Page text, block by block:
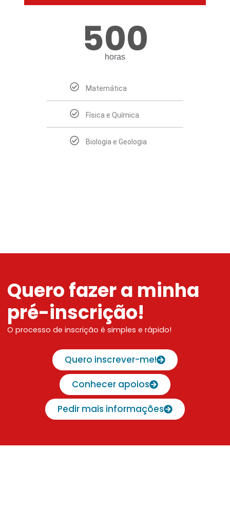
500
horas
Matemática
Física e Química
Biologia e Geologia
Quero fazer a minha
pré-inscrição!
O processo de inscrição é simples e rápido!
Quero inscrever-me!
Conhecer apoios
Pedir mais informações